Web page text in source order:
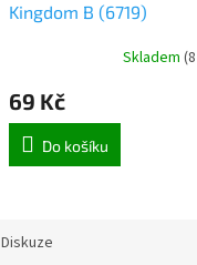
Kingdom B (6719)
Skladem (
69 Kč
Do košíku
Diskuze